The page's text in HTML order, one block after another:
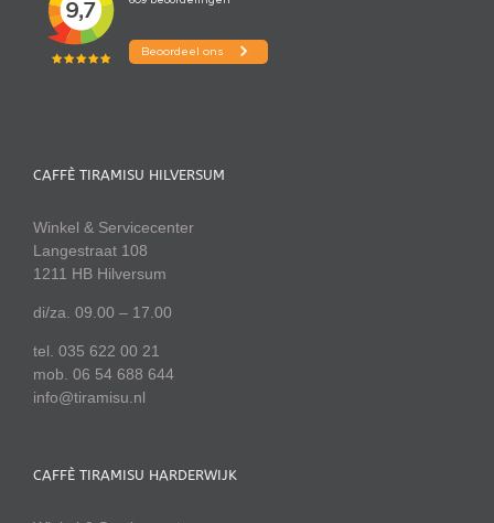
CAFFÈ TIRAMISU HILVERSUM
Winkel & Servicecenter
Langestraat 108
1211 HB Hilversum
di/za. 09.00 – 17.00
tel. 035 622 00 21
mob. 06 54 688 644
info@tiramisu.nl
CAFFÈ TIRAMISU HARDERWIJK